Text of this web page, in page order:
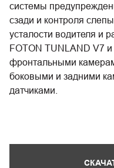
системы
сзади и контроля
усталости водителя и
FOTON TUNLAND V7
фронтальными
боковыми и задними
датчиками.